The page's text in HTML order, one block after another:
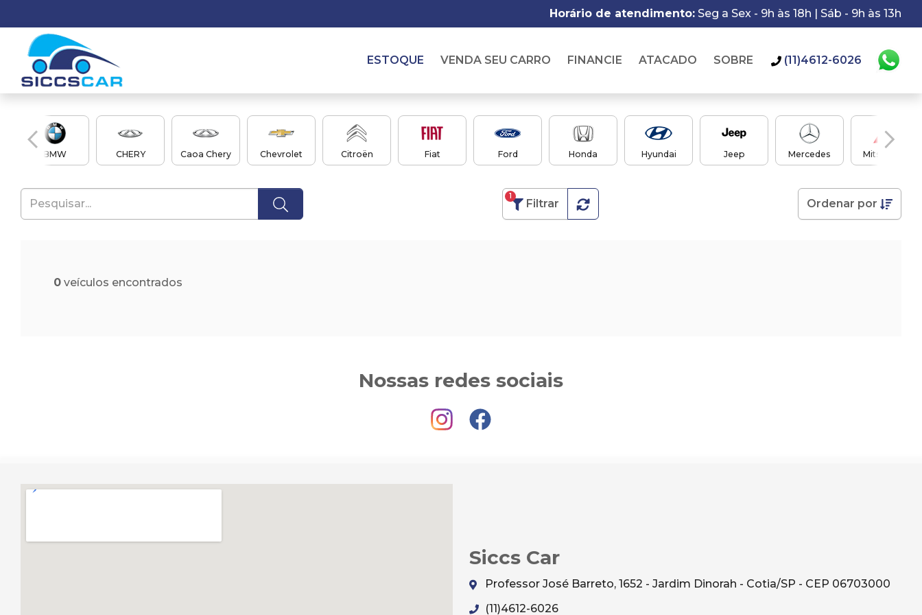
Horário de atendimento: Seg a Sex - 9h às 18h | Sáb - 9h às 13h
ESTOQUE VENDA SEU CARRO FINANCIE ATACADO SOBRE (11)4612-6026
BMW CHERY Caoa Chery Chevrolet Citroën Fiat Ford Honda Hyundai Jeep Mercedes Mitsubishi
Filtrar
1
Ordenar por
0 veículos encontrados
Nossas redes sociais
Siccs Car
Professor José Barreto, 1652 - Jardim Dinorah - Cotia/SP - CEP 06703000
(11)4612-6026